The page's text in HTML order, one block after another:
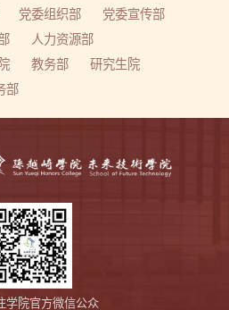
党委组织部
党委宣传部
人力资源部
教务部
研究生院
部
学院官方微信公众